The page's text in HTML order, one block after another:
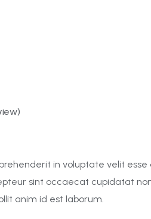
in voluptate velit esse
sint occaecat cupidatat
anim id est laborum.